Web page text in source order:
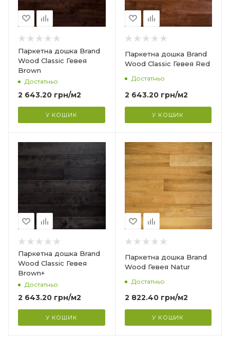
Паркетна дошка Brand
Wood Classic Гевея
Brown
Достатньо
2 643.20 грн/м2
У КОШИК
Тришарова
Товщина
127 мм
Довжина
1000 мм
Фаска
Паркетна дошка Brand
Wood Classic Гевея Red
Достатньо
2 643.20грн/м2
У КОШИК
Паркетна дошка Brand
Wood Classic Гевея
Brown+
Достатньо
2 643.20 грн/м2
У КОШИК
Індонезія
Тришарова
Ширина
500-1000 мм
Фаска
4V
Паркетна дошка Brand
Wood Гевея Natur
Достатньо
2 822.40грн/м2
У КОШИК